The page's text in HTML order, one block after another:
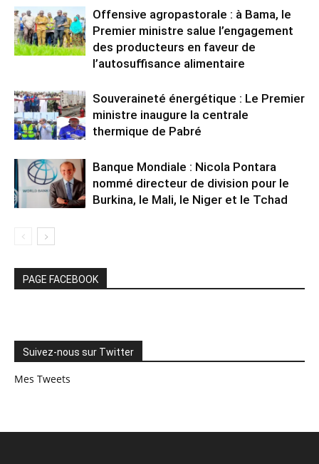
Offensive agropastorale : à Bama, le
Premier ministre salue l’engagement
des producteurs en faveur de
l’autosuffisance alimentaire
Souveraineté énergétique : Le Premier
ministre inaugure la centrale
thermique de Pabré
Banque Mondiale : Nicola Pontara
nommé directeur de division pour le
Burkina, le Mali, le Niger et le Tchad
PAGE FACEBOOK
Suivez-nous sur Twitter
Mes Tweets